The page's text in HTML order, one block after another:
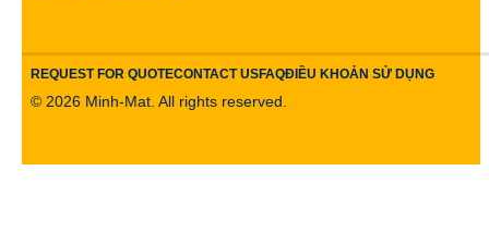
REQUEST FOR QUOTECONTACT USFAQĐIỀU KHOẢN SỬ DỤNG
© 2026 Minh-Mat. All rights reserved.